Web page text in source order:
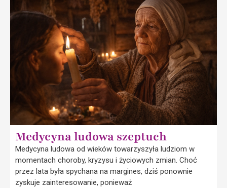
Medycyna ludowa szeptuch
Medycyna ludowa od wieków towarzyszyła ludziom w
momentach choroby, kryzysu i życiowych zmian. Choć
przez lata była spychana na margines, dziś ponownie
zyskuje zainteresowanie, ponieważ